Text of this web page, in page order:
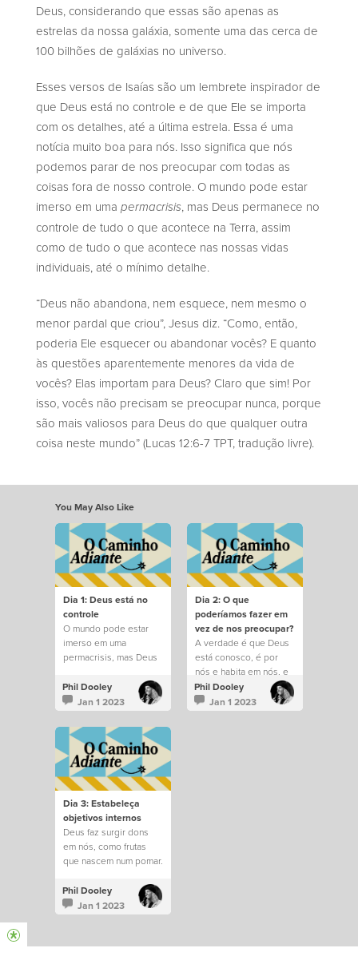
Deus, considerando que essas são apenas as
estrelas da nossa galáxia, somente uma das cerca de
100 bilhões de galáxias no universo.
Esses versos de Isaías são um lembrete inspirador de
que Deus está no controle e de que Ele se importa
com os detalhes, até a última estrela. Essa é uma
notícia muito boa para nós. Isso significa que nós
podemos parar de nos preocupar com todas as
coisas fora de nosso controle. O mundo pode estar
imerso em uma permacrisis, mas Deus permanece no
controle de tudo o que acontece na Terra, assim
como de tudo o que acontece nas nossas vidas
individuais, até o mínimo detalhe.
“Deus não abandona, nem esquece, nem mesmo o
menor pardal que criou”, Jesus diz. “Como, então,
poderia Ele esquecer ou abandonar vocês? E quanto
às questões aparentemente menores da vida de
vocês? Elas importam para Deus? Claro que sim! Por
isso, vocês não precisam se preocupar nunca, porque
são mais valiosos para Deus do que qualquer outra
coisa neste mundo” (Lucas 12:6-7 TPT, tradução livre).
You May Also Like
Dia 1: Deus está no
controle
O mundo pode estar
imerso em uma
permacrisis, mas Deus
de tudo.
Phil Dooley
Jan 1 2023
Dia 2: O que
poderíamos fazer em
vez de nos preocupar?
A verdade é que Deus
está conosco, é por
nós e habita em nós, e
saber disso muda tudo.
Phil Dooley
Jan 1 2023
Dia 3: Estabeleça
objetivos internos
Deus faz surgir dons
em nós, como frutas
que nascem num pomar.
Phil Dooley
Jan 1 2023